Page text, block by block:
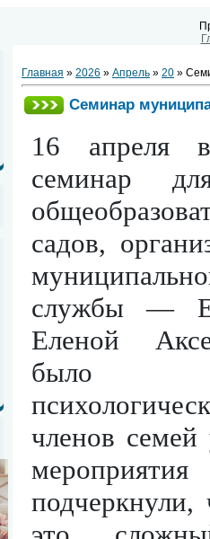
Главная » 2026 » Апрель » 20 »
Семинар
16 апреля
семинар для
садов,
службы —
Еленой
было
членов